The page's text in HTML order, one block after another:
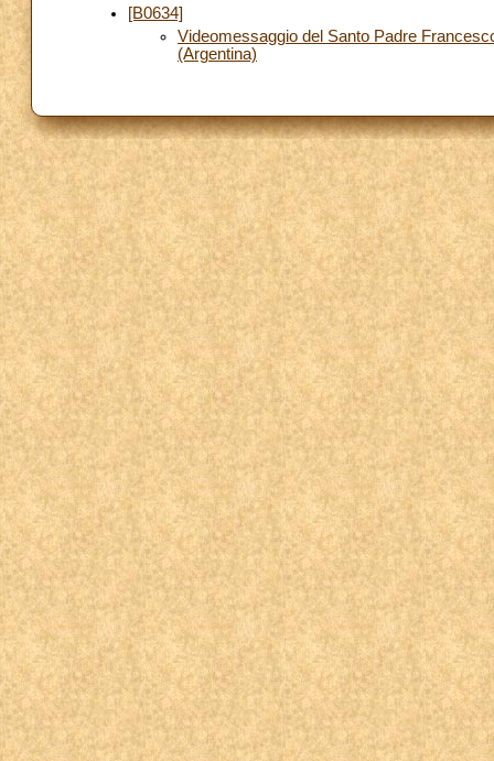
[B0634]
Videomessaggio del Santo Padre
(Argentina)